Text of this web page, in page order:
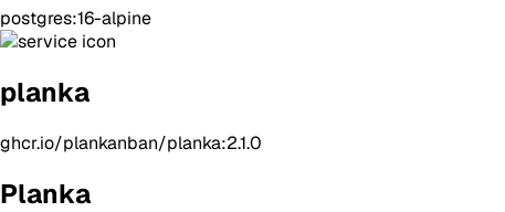
postgres:16-alpine
planka
ghcr.io/plankanban/planka:2.1.0
Planka